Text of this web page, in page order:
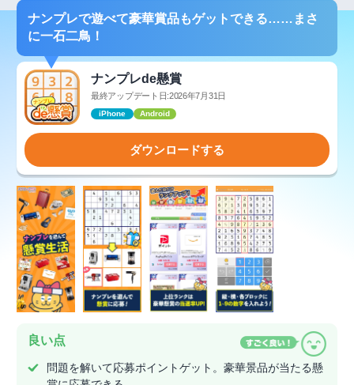
ナンプレで遊べて豪華賞品もゲットできる……まさ
に一石二鳥！
ナンプレde懸賞
最終アップデート日:2026年7月31日
iPhone Android
ダウンロードする
良い点
問題を解いて応募ポイントゲット。豪華景品が当たる懸